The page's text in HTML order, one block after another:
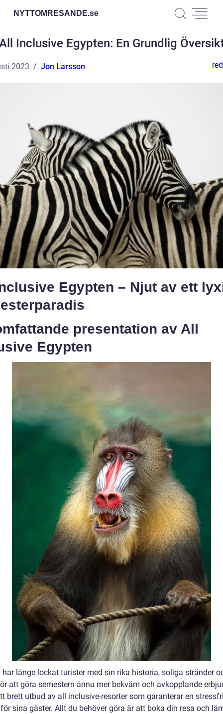
NYTTOMRESANDE.se
Inclusive Egypten: En Grundlig
2023 Jon Larsson
Egypten – Njut av ett
presentation av All
Egypten
har länge lockat turister med sin rika historia, soliga stränder
att göra semestern ännu mer bekväm och avkopplande
brett utbud av all inclusive-resorter som garanterar en
sina gäster. Allt du behöver göra är att boka din resa och